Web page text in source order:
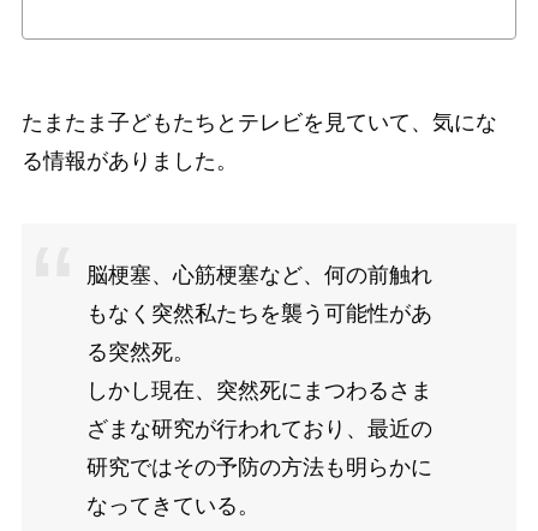
たまたま子どもたちとテレビを見ていて、気にな
る情報がありました。
脳梗塞、心筋梗塞など、何の前触れ
もなく突然私たちを襲う可能性があ
る突然死。
しかし現在、突然死にまつわるさま
ざまな研究が行われており、最近の
研究ではその予防の方法も明らかに
なってきている。